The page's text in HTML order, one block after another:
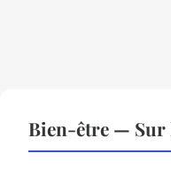
Bien-être — Sur